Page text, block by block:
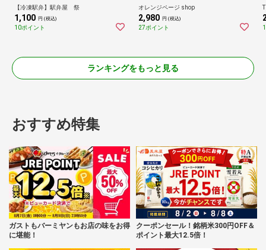
【冷凍駅弁】駅弁屋 祭
1,100 円 (税込)
10ポイント
オレンジページ shop
2,980 円 (税込)
27ポイント
ランキングをもっと見る
おすすめ特集
ガストもバーミヤンもお店の味をお得
に堪能！
クーポンセール！銘柄米300円OFF＆
ポイント最大12.5倍！